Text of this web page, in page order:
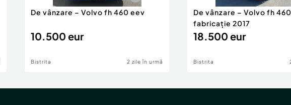
De vânzare – Volvo fh 460 eev
10.500 eur
Bistrita 2 zile în urmă
De vânzare – Volvo fh
fabricație 2017
18.500 eur
Bistrita